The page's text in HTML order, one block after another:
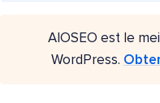
AIOSEO est le
WordPress.